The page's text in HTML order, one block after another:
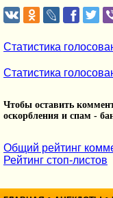
Статистика
Статистика
Чтобы оставить
оскорбления и спам -
Общий рейтинг
Рейтинг стоп-листов